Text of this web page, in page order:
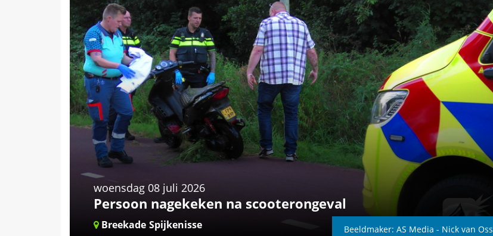
woensdag 08 juli 2026
Persoon nagekeken na scooterongeval
Breekade Spijkenisse Beeldmaker: AS Media - Nick van Oss